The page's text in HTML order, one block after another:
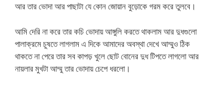
আর তার ভোদা আর পাছাটা যে কোন জোয়ান বুড়োকে গরম করে তুলবে।
আমি দেরি না করে তার কচি ভোদায় আঙ্গুলি করতে থাকলাম আর দুধগুলো
পালাক্রমে চুষতে লাগলাম এ দিকে আমাদের অবস্থা দেখে আম্মুও ঠিক
থাকতে না পেরে তার সব কাপড় খুলে ছোট বোনের দুধ টিপতে লাগলো আর
নায়লার মুখটা আম্মু তার ভোদায় চেপে ধরলো।